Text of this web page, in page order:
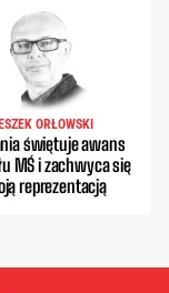
ORŁOWSKI
świętuje awans
MŚ i zachwyca się
reprezentacją